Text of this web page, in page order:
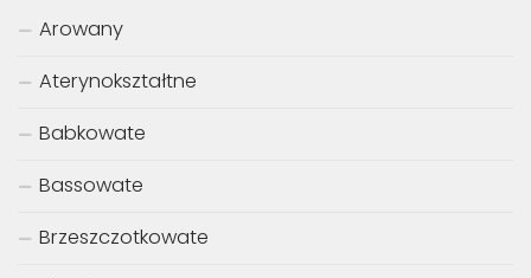
Arowany
Aterynokształtne
Babkowate
Bassowate
Brzeszczotkowate